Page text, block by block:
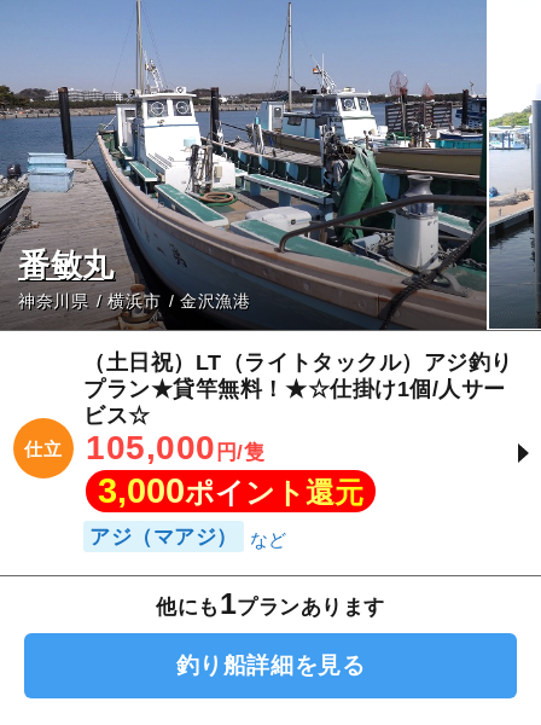
番敏丸
神奈川県 横浜市 金沢漁港
仕立
（土日祝）LT（ライトタックル）アジ釣り
プラン★貸竿無料！★☆仕掛け1個/人サー
ビス☆
105,000 円/隻
3,000ポイント還元
アジ（マアジ）
他にも 1プランあります
釣り船詳細を見る